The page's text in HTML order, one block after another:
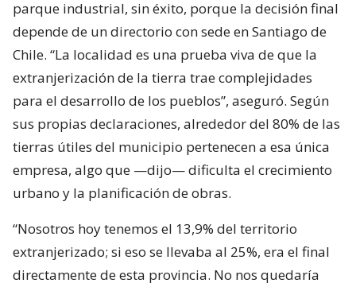
parque industrial, sin éxito, porque la decisión final
depende de un directorio con sede en Santiago de
Chile. “La localidad es una prueba viva de que la
extranjerización de la tierra trae complejidades
para el desarrollo de los pueblos”, aseguró. Según
sus propias declaraciones, alrededor del 80% de las
tierras útiles del municipio pertenecen a esa única
empresa, algo que —dijo— dificulta el crecimiento
urbano y la planificación de obras.
“Nosotros hoy tenemos el 13,9% del territorio
extranjerizado; si eso se llevaba al 25%, era el final
directamente de esta provincia. No nos quedaría